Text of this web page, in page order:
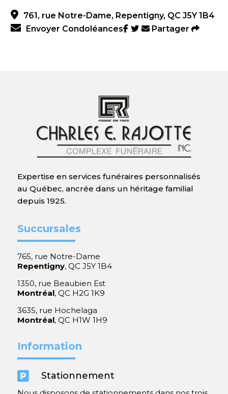
761, rue Notre-Dame, Repentigny, QC J5Y 1B4
Envoyer Condoléances
Partager
Expertise en services funéraires personnalisés
au Québec, ancrée dans un héritage familial
depuis 1925.
Succursales
765, rue Notre-Dame
Repentigny, QC J5Y 1B4
1350, rue Beaubien Est
Montréal, QC H2G 1K9
3635, rue Hochelaga
Montréal, QC H1W 1H9
Information
 Stationnement